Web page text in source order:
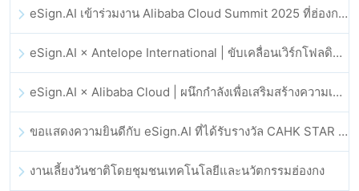
eSign.AI เข้าร่วมงาน Alibaba Cloud Summit 2025 ที่ฮ่องกง เพื่อขับเคลื่อนนวัตกรรมคลาวด์ที่ขับเคลื่อนด้วย AI และความเชื่อมั่นทางดิจิทัล
eSign.AI × Antelope International | ขับเคลื่อนเวิร์กโฟลดิจิทัลที่ปลอดภัยและขับเคลื่อนด้วย AI
eSign.AI × Alibaba Cloud | ผนึกกำลังเพื่อเสริมสร้างความเชื่อมั่นดิจิทัลระดับโลกสำหรับฟินเทค
ขอแสดงความยินดีกับ eSign.AI ที่ได้รับรางวัล CAHK STAR Award 2025
งานเลี้ยงวันชาติโดยชุมชนเทคโนโลยีและนวัตกรรมฮ่องกง